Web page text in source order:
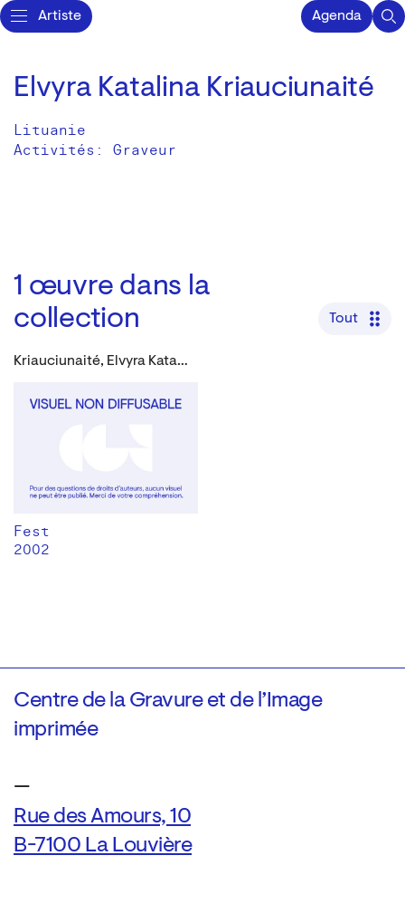
Artiste Agenda
Elvyra Katalina Kriauciunaité
Lituanie
Activités: Graveur
1 œuvre dans la
collection
Tout
Kriauciunaité, Elvyra Katalina
Fest
2002
Centre de la Gravure et de l’Image
imprimée
—
Rue des Amours, 10
B-7100 La Louvière